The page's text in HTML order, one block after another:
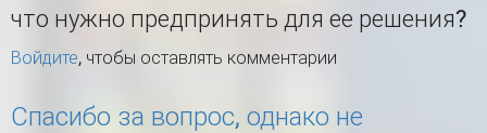
что нужно предпринять для ее решения?
Войдите, чтобы оставлять комментарии
Спасибо за вопрос, однако не